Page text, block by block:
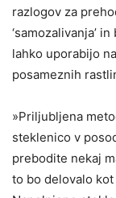
razlogov za
‘samozalivanja’
lahko uporabijo
posameznih
»Priljubljena
steklenico v
prebodite nekaj
to bo delovalo